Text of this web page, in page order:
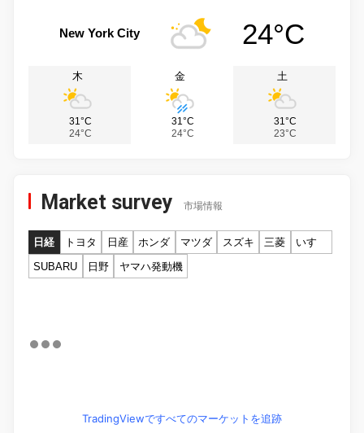
New York City 24°C
木
31°C
24°C
金
31°C
24°C
土
31°C
23°C
Market survey 市場情報
日経 トヨタ 日産 ホンダ マツダ スズキ 三菱
いすゞ
SUBARU
日野 ヤマハ発動機
TradingViewですべてのマーケットを追跡